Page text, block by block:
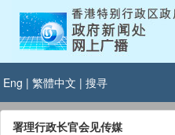
Eng | 繁體中文 | 搜寻
署理行政长官会见传媒